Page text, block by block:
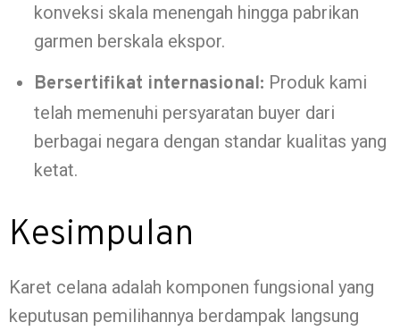
konveksi skala menengah hingga pabrikan
garmen berskala ekspor.
Bersertifikat internasional: Produk kami
telah memenuhi persyaratan buyer dari
berbagai negara dengan standar kualitas yang
ketat.
Kesimpulan
Karet celana adalah komponen fungsional yang
keputusan pemilihannya berdampak langsung